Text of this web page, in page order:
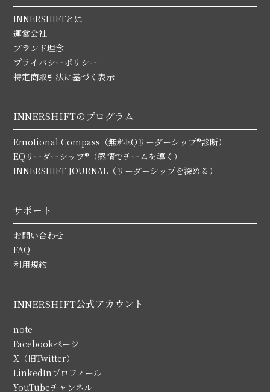
INNERSHIFTとは
運営会社
ブランド理念
プライバシーポリシー
特定商取引法に基づく表示
INNERSHIFTのプログラム
Emotional Compass（無料EQリーダーシップ®診断）
EQリーダーシップ®（感情でチームを導く）
INNERSHIFT JOURNAL（リーダーシップを深める）
サポート
お問い合わせ
FAQ
利用規約
INNERSHIFT公式アカウント
note
Facebookページ
X（旧Twitter）
LinkedInプロフィール
YouTubeチャンネル